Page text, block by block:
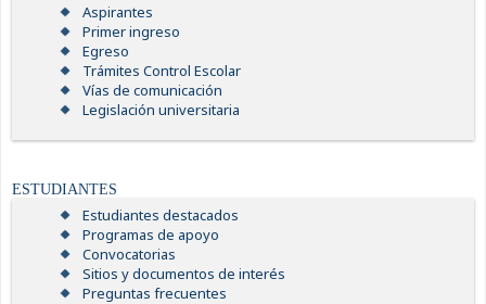
Aspirantes
Primer ingreso
Egreso
Trámites Control Escolar
Vías de comunicación
Legislación universitaria
ESTUDIANTES
Estudiantes destacados
Programas de apoyo
Convocatorias
Sitios y documentos de interés
Preguntas frecuentes